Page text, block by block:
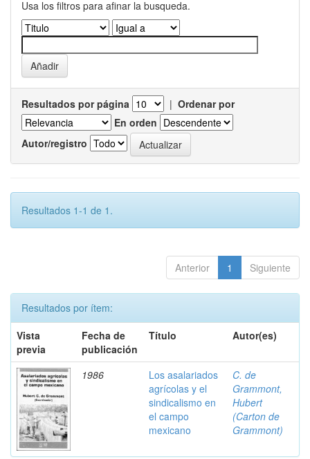
Usa los filtros para afinar la busqueda.
Resultados por página | Ordenar por
En orden
Autor/registro
Resultados 1-1 de 1.
Anterior 1 Siguiente
Resultados por ítem:
Vista
previa
Fecha de
publicación
Título Autor(es)
1986
Los asalariados
agrícolas y el
sindicalismo en
el campo
mexicano
C. de
Grammont,
Hubert
(Carton de
Grammont)